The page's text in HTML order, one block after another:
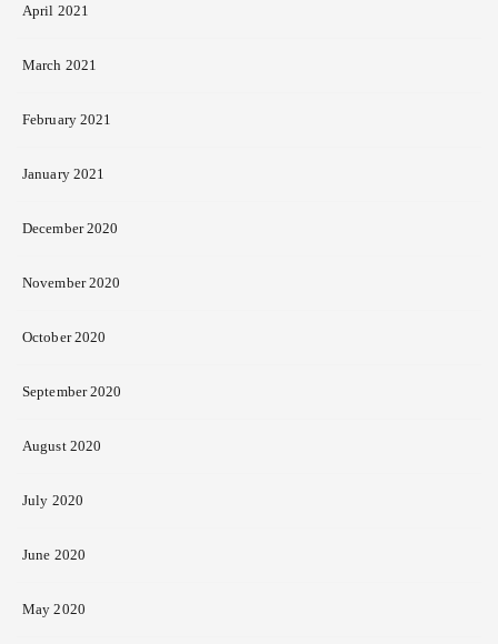
April 2021
March 2021
February 2021
January 2021
December 2020
November 2020
October 2020
September 2020
August 2020
July 2020
June 2020
May 2020